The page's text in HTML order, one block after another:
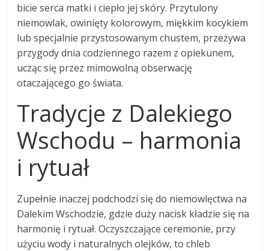
bicie serca matki i ciepło jej skóry. Przytulony
niemowlak, owinięty kolorowym, miękkim kocykiem
lub specjalnie przystosowanym chustem, przeżywa
przygody dnia codziennego razem z opiekunem,
ucząc się przez mimowolną obserwację
otaczającego go świata.
Tradycje z Dalekiego
Wschodu – harmonia
i rytuał
Zupełnie inaczej podchodzi się do niemowlęctwa na
Dalekim Wschodzie, gdzie duży nacisk kładzie się na
harmonię i rytuał. Oczyszczające ceremonie, przy
użyciu wody i naturalnych olejków, to chleb